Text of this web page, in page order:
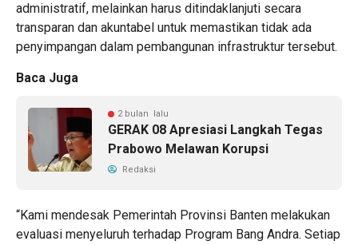
administratif, melainkan harus ditindaklanjuti secara
transparan dan akuntabel untuk memastikan tidak ada
penyimpangan dalam pembangunan infrastruktur tersebut.
Baca Juga
2 bulan lalu
GERAK 08 Apresiasi Langkah Tegas
Prabowo Melawan Korupsi
Redaksi
“Kami mendesak Pemerintah Provinsi Banten melakukan
evaluasi menyeluruh terhadap Program Bang Andra. Setiap